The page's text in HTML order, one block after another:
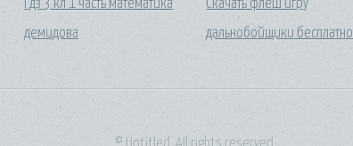
Гдз 3 кл 1 часть математика
демидова
Скачать флеш игру
дальнобойщики бесплатно